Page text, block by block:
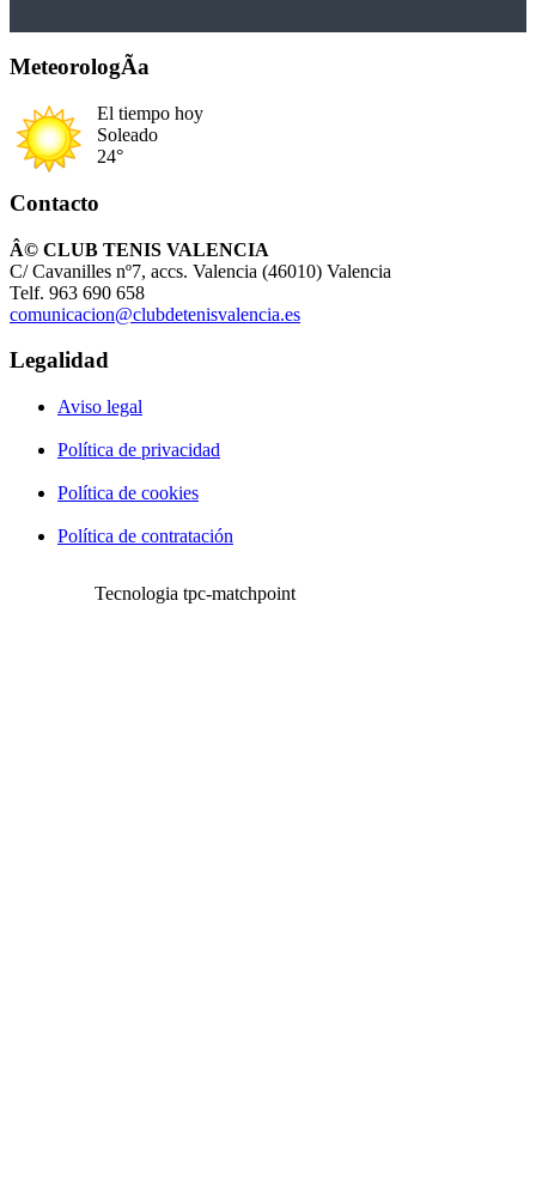
MeteorologÃ­a
El tiempo hoy
Soleado
24°
Contacto
Â© CLUB TENIS VALENCIA
C/ Cavanilles nº7, accs. Valencia (46010) Valencia
Telf. 963 690 658
comunicacion@clubdetenisvalencia.es
Legalidad
Aviso legal
Política de privacidad
Política de cookies
Política de contratación
Tecnologia tpc-matchpoint